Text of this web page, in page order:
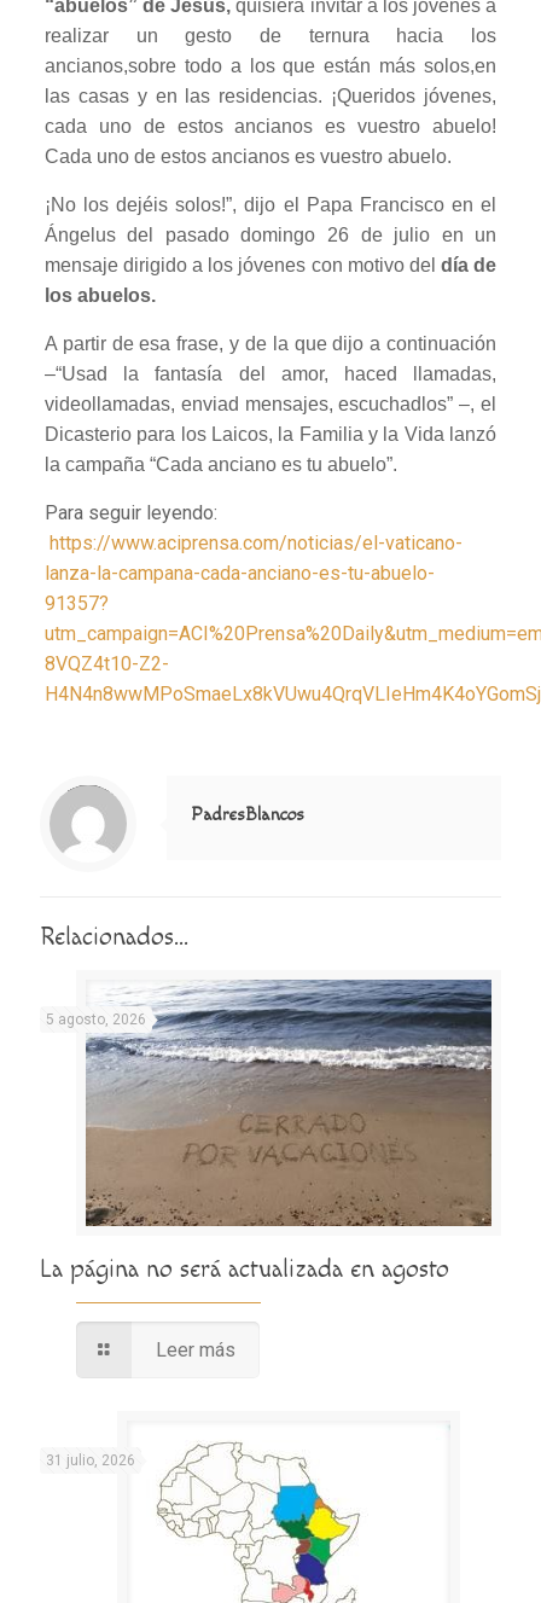
“abuelos” de Jesús, quisiera invitar a los jóvenes a
realizar un gesto de ternura hacia los
ancianos,sobre todo a los que están más solos,en
las casas y en las residencias. ¡Queridos jóvenes,
cada uno de estos ancianos es vuestro abuelo!
Cada uno de estos ancianos es vuestro abuelo.
¡No los dejéis solos!”, dijo el Papa Francisco en el
Ángelus del pasado domingo 26 de julio en un
mensaje dirigido a los jóvenes con motivo deldía de
los abuelos.
A partir de esa frase, y de la que dijo a continuación
–“Usad la fantasía del amor, haced llamadas,
videollamadas, enviad mensajes, escuchadlos” –, el
Dicasterio para los Laicos, la Familia y la Vida lanzó
la campaña “Cada anciano es tu abuelo”.
Para seguir leyendo:
https://www.aciprensa.com/noticias/el-vaticano-
lanza-la-campana-cada-anciano-es-tu-abuelo-
91357?
8VQZ4t10-Z2-
Notice
: Trying to access array offset on value of type null in
/home/misioner/public_html/padresblancos/themes/betheme/includes/content-single.php
on line
286
PadresBlancos
Relacionados...
5 agosto, 2026
La página no será actualizada en agosto
Leer más
31 julio, 2026